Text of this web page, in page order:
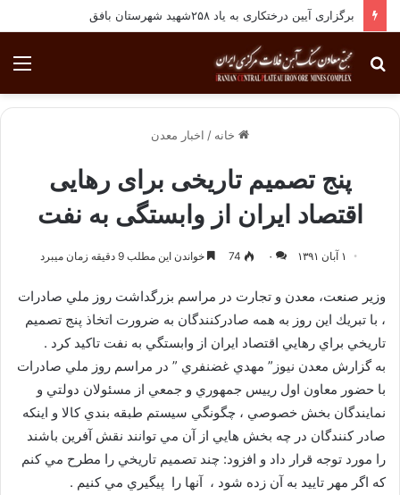
برگزاری آیین درختکاری به یاد ۲۵۸شهید شهرستان بافق
جستجو
برای
خانه / اخبار معدن
پنج تصمیم تاریخی برای رهایی
اقتصاد ایران از وابستگی به نفت
۱ آبان ۱۳۹۱ ۰ 74 خواندن این مطلب 9 دقیقه زمان میبرد
وزير صنعت، معدن و تجارت در مراسم بزرگداشت روز ملي صادرات
، با تبريك اين روز به همه صادركنندگان به ضرورت اتخاذ پنج تصميم
تاريخي براي رهايي اقتصاد ايران از وابستگي به نفت تاكيد كرد .
به گزارش معدن نيوز” مهدي غضنفري ” در مراسم روز ملي صادرات
با حضور معاون اول رييس جمهوري و جمعي از مسئولان دولتي و
نمايندگان بخش خصوصي ، چگونگي سيستم طبقه بندي كالا و اينكه
صادر كنندگان در چه بخش هايي از آن مي توانند نقش آفرين باشند
را مورد توجه قرار داد و افزود: چند تصميم تاريخي را مطرح مي كنم
كه اگر مهر تاييد به آن زده شود ، آنها را پيگيري مي كنيم .